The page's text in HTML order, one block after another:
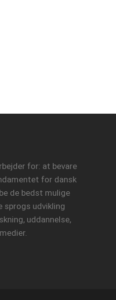
for: at bevare
for dansk
de bedst mulige
sprogs udvikling
uddannelse,